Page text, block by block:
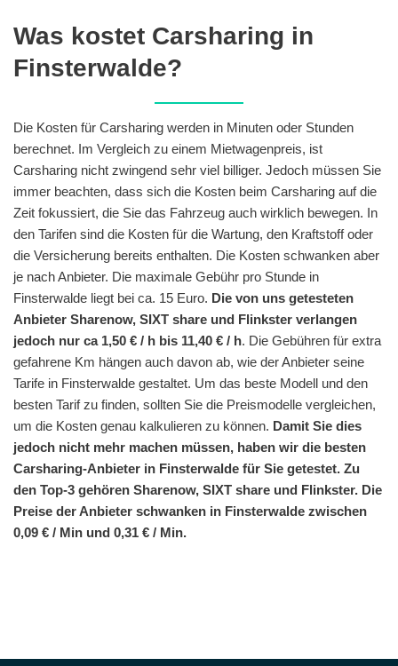
Was kostet Carsharing in
Finsterwalde?
Die Kosten für Carsharing werden in Minuten oder Stunden
berechnet. Im Vergleich zu einem Mietwagenpreis, ist
Carsharing nicht zwingend sehr viel billiger. Jedoch müssen Sie
immer beachten, dass sich die Kosten beim Carsharing auf die
Zeit fokussiert, die Sie das Fahrzeug auch wirklich bewegen. In
den Tarifen sind die Kosten für die Wartung, den Kraftstoff oder
die Versicherung bereits enthalten. Die Kosten schwanken aber
je nach Anbieter. Die maximale Gebühr pro Stunde in
Finsterwalde liegt bei ca. 15 Euro. Die von uns getesteten
Anbieter Sharenow, SIXT share und Flinkster verlangen
jedoch nur ca 1,50 € / h bis 11,40 € / h. Die Gebühren für extra
gefahrene Km hängen auch davon ab, wie der Anbieter seine
Tarife in Finsterwalde gestaltet. Um das beste Modell und den
besten Tarif zu finden, sollten Sie die Preismodelle vergleichen,
um die Kosten genau kalkulieren zu können. Damit Sie dies
jedoch nicht mehr machen müssen, haben wir die besten
Carsharing-Anbieter in Finsterwalde für Sie getestet. Zu
den Top-3 gehören Sharenow, SIXT share und Flinkster. Die
Preise der Anbieter schwanken in Finsterwalde zwischen
0,09 € / Min und 0,31 € / Min.